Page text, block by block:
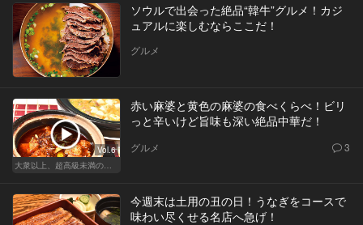
ソウルで出会った絶品“韓牛”グルメ！カジ
ュアルに楽しむならここだ！
グルメ
Vol.6
大衆以上、超高級未満の絶品中華
赤い麻婆と黄色の麻婆の食べくらべ！ビリ
っと辛いけど旨味も深い絶品中華だ！
グルメ 3
今週末は土用の丑の日！うなぎをコースで
味わい尽くせる名店へ急げ！